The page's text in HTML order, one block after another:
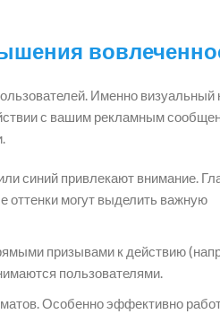
Именно визуальный
с вашим рекламным
синий привлекают внимание.
оттенки могут выделить важную
призывами к действию
пользователями.
Особенно эффективно